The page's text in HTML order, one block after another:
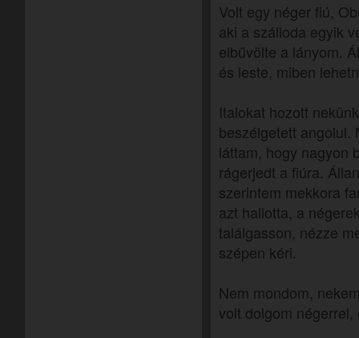
Volt egy néger fiú,
aki a szálloda egyik
elbűvölte a lányom.
és leste, miben
Italokat hozott
beszélgetett angolul.
láttam, hogy nagyon
rágerjedt a fiúra.
szerintem mekkora
azt hallotta, a
találgasson, nézze
szépen kéri.
Nem mondom,
volt dolgom